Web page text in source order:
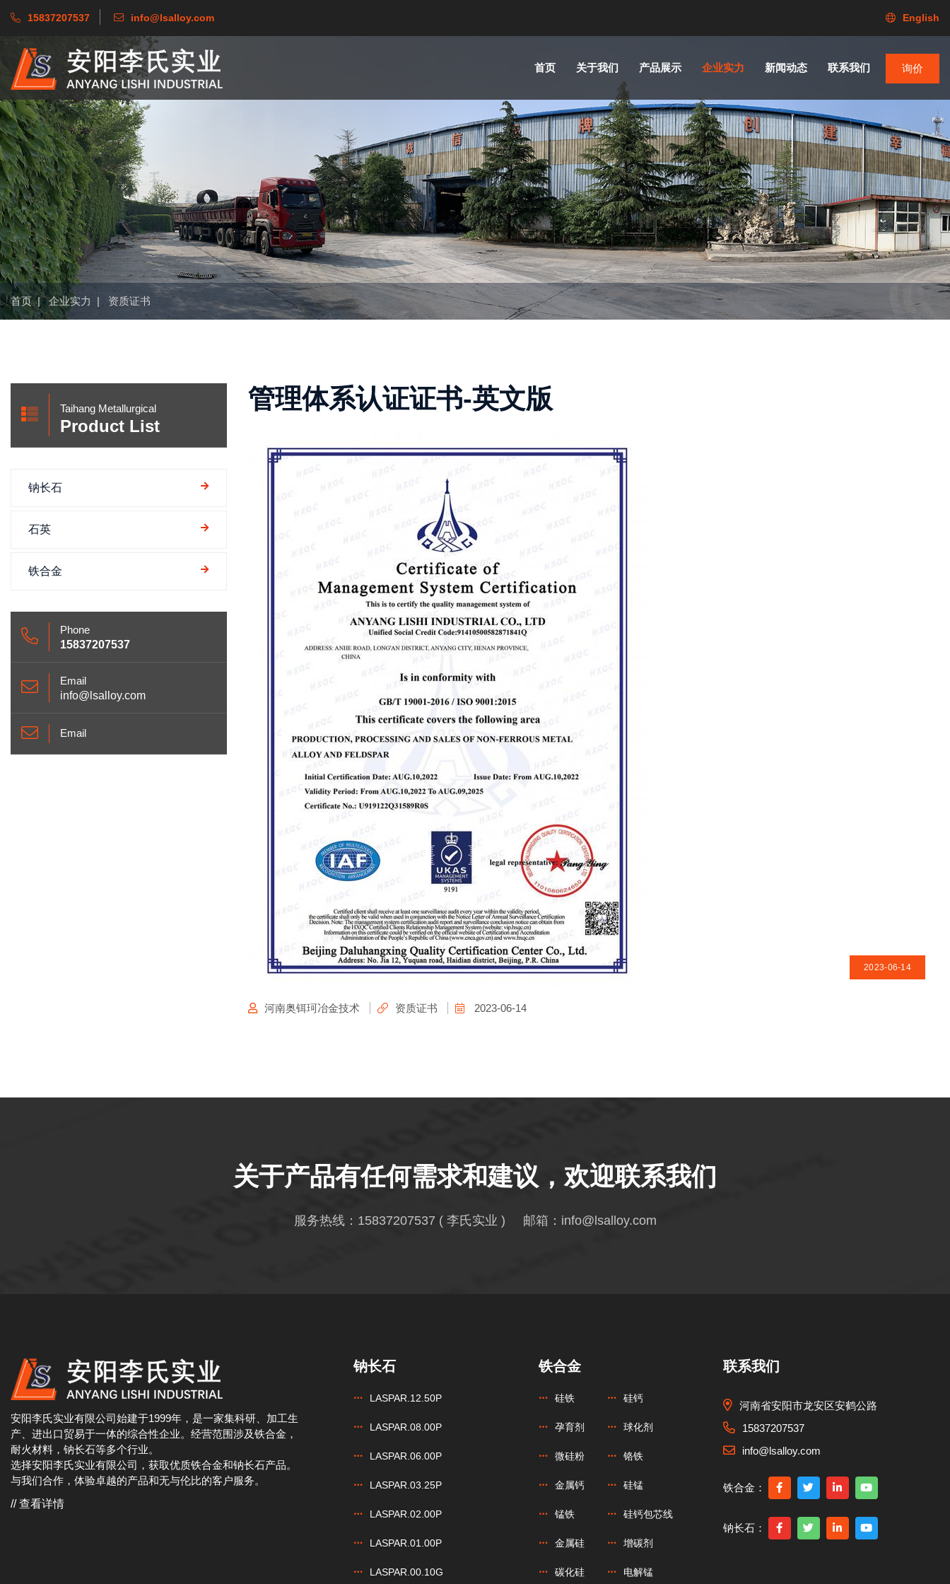
15837207537 info@lsalloy.com English
首页 关于我们 产品展示 企业实力 新闻动态 联系我们 询价
首页 | 企业实力 | 资质证书
Taihang Metallurgical
Product List
钠长石
石英
铁合金
Phone
15837207537
Email
info@lsalloy.com
Email
管理体系认证证书-英文版
2023-06-14
河南奥铒珂冶金技术 资质证书 2023-06-14
关于产品有任何需求和建议，欢迎联系我们
服务热线： 15837207537 ( 李氏实业 ) 邮箱： info@lsalloy.com
安阳李氏实业有限公司始建于1999年，是一家集科研、加工生
产、进出口贸易于一体的综合性企业。经营范围涉及铁合金，
耐火材料，钠长石等多个行业。
选择安阳李氏实业有限公司，获取优质铁合金和钠长石产品。
与我们合作，体验卓越的产品和无与伦比的客户服务。
// 查看详情
钠长石
LASPAR.12.50P
LASPAR.08.00P
LASPAR.06.00P
LASPAR.03.25P
LASPAR.02.00P
LASPAR.01.00P
LASPAR.00.10G
铁合金
硅铁 硅钙
孕育剂 球化剂
微硅粉 铬铁
金属钙 硅锰
锰铁 硅钙包芯线
金属硅 增碳剂
碳化硅 电解锰
联系我们
河南省安阳市龙安区安鹤公路
15837207537
info@lsalloy.com
铁合金：
钠长石：